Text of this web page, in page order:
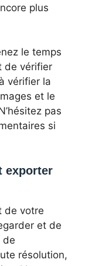
plus
le temps
de vérifier
vérifier la
et le
pas
si
exporter
de votre
et de
de
résolution,